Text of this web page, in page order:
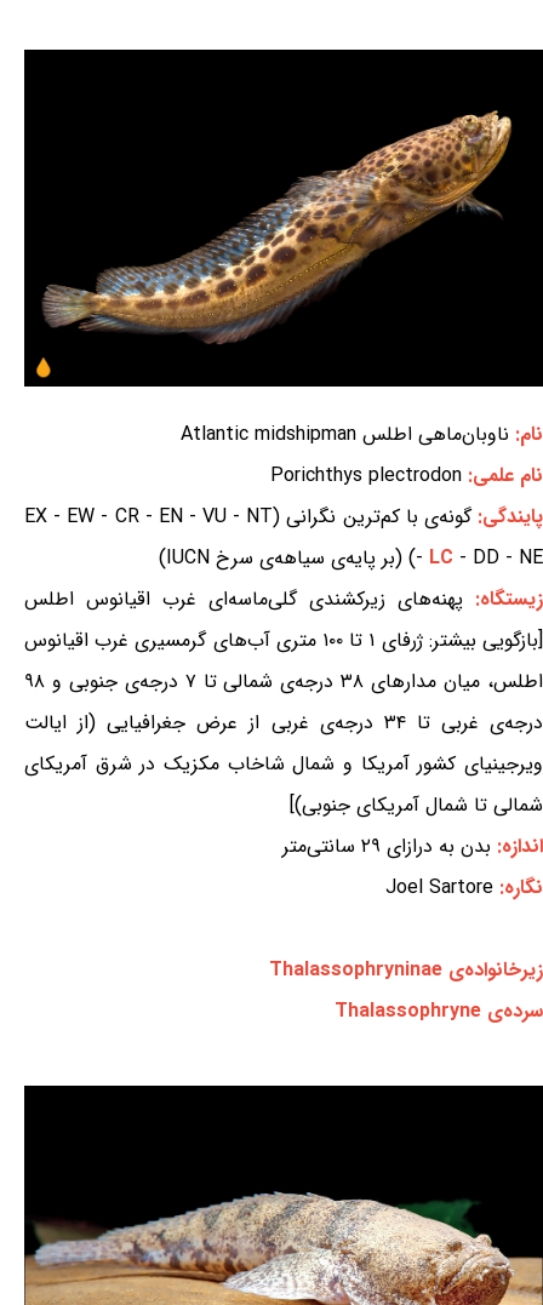
نام: ناوبان‌ماهی اطلس Atlantic midshipman
نام علمی: Porichthys plectrodon
پایندگی:
گونه‌ی با کم‌ترین نگرانی (EX - EW - CR - EN - VU - NT
- LC - DD - NE) (بر پایه‌ی سیاهه‌ی سرخ IUCN)
زیستگاه: پهنه‌های زیرکشندی گلی‌ماسه‌ای غرب اقیانوس اطلس
[بازگویی بیشتر: ژرفای ۱ تا ۱۰۰ متری آب‌های گرمسیری غرب اقیانوس
اطلس، میان مدارهای ۳۸ درجه‌ی شمالی تا ۷ درجه‌ی جنوبی و ۹۸
درجه‌ی غربی تا ۳۴ درجه‌ی غربی از عرض جغرافیایی (از ایالت
ویرجینیای کشور آمریکا و شمال شاخاب مکزیک در شرق آمریکای
شمالی تا شمال آمریکای جنوبی)]
اندازه: بدن به درازای ۲۹ سانتی‌متر
نگاره: Joel Sartore
زیرخانواده‌ی Thalassophryninae
سرده‌ی Thalassophryne